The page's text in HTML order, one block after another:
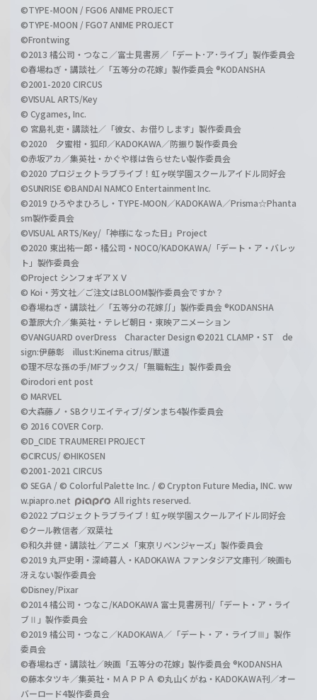
©TYPE-MOON / FGO6 ANIME PROJECT
©TYPE-MOON / FGO7 ANIME PROJECT
©Frontwing
©2013 橘公司・つなこ／富士見書房／「デート･ア･ライブ」製作委員会
©春場ねぎ・講談社／「五等分の花嫁」製作委員会 ®KODANSHA
©2001-2020 CIRCUS
©VISUAL ARTS/Key
© Cygames, Inc.
© 宮島礼吏・講談社／「彼女、お借りします」製作委員会
©2020 夕蜜柑・狐印／KADOKAWA／防振り製作委員会
©赤坂アカ／集英社・かぐや様は告らせたい製作委員会
©2020 プロジェクトラブライブ！虹ヶ咲学園スクールアイドル同好会
©SUNRISE ©BANDAI NAMCO Entertainment Inc.
©2019 ひろやまひろし・TYPE-MOON／KADOKAWA／Prisma☆Phanta
sm製作委員会
©VISUAL ARTS/Key/「神様になった日」Project
©2020 東出祐一郎・橘公司・NOCO/KADOKAWA/「デート・ア・バレッ
ト」製作委員会
©Project シンフォギアＸＶ
© Koi・芳文社／ご注文はBLOOM製作委員会ですか？
©春場ねぎ・講談社／「五等分の花嫁∬」製作委員会 ®KODANSHA
©葦原大介／集英社・テレビ朝日・東映アニメーション
©VANGUARD overDress Character Design ©2021 CLAMP・ST de
sign:伊藤彰 illust:Kinema citrus/獣道
©理不尽な孫の手/MFブックス/「無職転生」製作委員会
©irodori ent post
© MARVEL
©大森藤ノ・SBクリエイティブ/ダンまち4製作委員会
© 2016 COVER Corp.
©D_CIDE TRAUMEREI PROJECT
©CIRCUS/ ©HIKOSEN
©2001-2021 CIRCUS
© SEGA / © Colorful Palette Inc. / © Crypton Future Media, INC. ww
w.piapro.net
All rights reserved.
©2022 プロジェクトラブライブ！虹ヶ咲学園スクールアイドル同好会
©クール教信者／双葉社
©和久井健・講談社／アニメ「東京リベンジャーズ」製作委員会
©2019 丸戸史明・深崎暮人・KADOKAWA ファンタジア文庫刊／映画も
冴えない製作委員会
©Disney/Pixar
©2014 橘公司・つなこ/KADOKAWA 富士見書房刊/「デート・ア・ライ
ブⅡ」製作委員会
©2019 橘公司・つなこ／KADOKAWA／「デート・ア・ライブⅢ」製作
委員会
©春場ねぎ・講談社／映画「五等分の花嫁」製作委員会 ®KODANSHA
©藤本タツキ／集英社・ＭＡＰＰＡ ©丸山くがね・KADOKAWA刊／オー
バーロード4製作委員会